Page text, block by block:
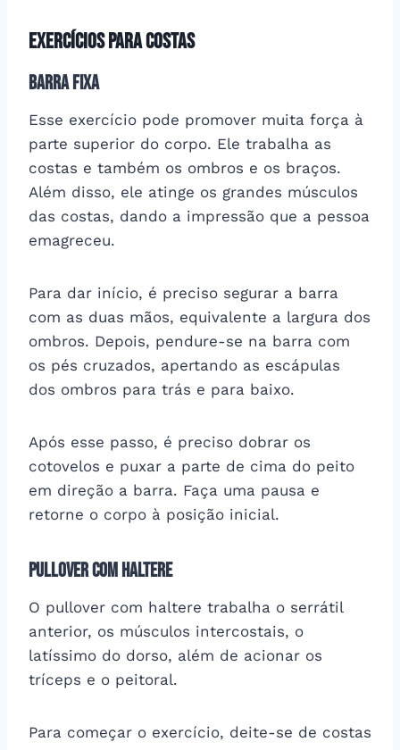
Exercícios para costas
Barra fixa
Esse exercício pode promover muita força à
parte superior do corpo. Ele trabalha as
costas e também os ombros e os braços.
Além disso, ele atinge os grandes músculos
das costas, dando a impressão que a pessoa
emagreceu.
Para dar início, é preciso segurar a barra
com as duas mãos, equivalente a largura dos
ombros. Depois, pendure-se na barra com
os pés cruzados, apertando as escápulas
dos ombros para trás e para baixo.
Após esse passo, é preciso dobrar os
cotovelos e puxar a parte de cima do peito
em direção a barra. Faça uma pausa e
retorne o corpo à posição inicial.
Pullover com haltere
O pullover com haltere trabalha o serrátil
anterior, os músculos intercostais, o
latíssimo do dorso, além de acionar os
tríceps e o peitoral.
Para começar o exercício, deite-se de costas